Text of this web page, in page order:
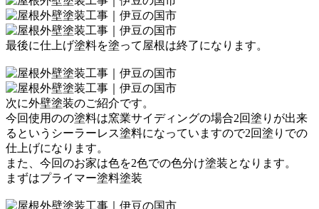
最後に仕上げ塗料を塗って屋根は終了になります。
次に外壁塗装のご紹介です。
今回使用のの塗料は窯業サイディングの場合2回塗りが出来
るという シーラーレス塗料になっていますので2回塗りでの
仕上げになります。
また、今回のお家は色を2色での色分け塗装となります。
まずはプライマー塗料塗装